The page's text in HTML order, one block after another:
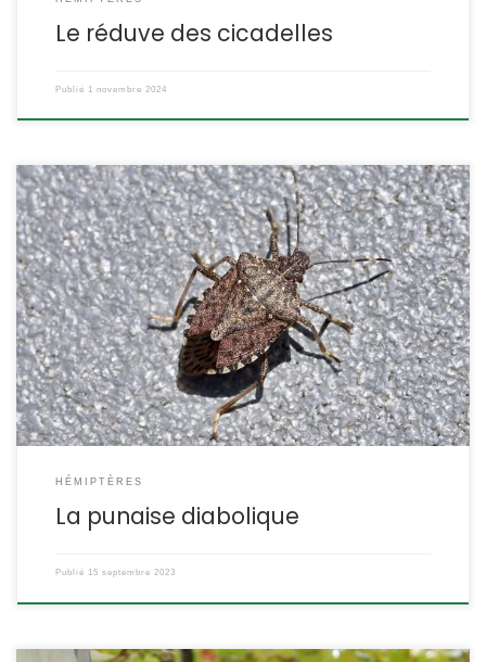
Le réduve des cicadelles
Publié 1 novembre 2024
Un nom vernaculaire qui fait trembler pour cette punaise arrivée
en France il y a une dizaine d’année et qui s’est rapidement
propagée grâce à une polyphagie exceptionnelle (plus de 300
plantes potentiellement consommées) et des capacités de
reproduction tout aussi remarquables (jusqu’à 6 générations par
an). Ses rassemblements par centaines dans […]
HÉMIPTÈRES
La punaise diabolique
Publié 15 septembre 2023